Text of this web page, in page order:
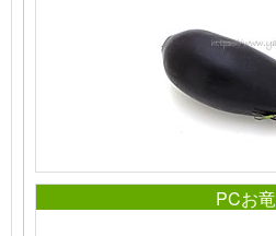
PCお竜